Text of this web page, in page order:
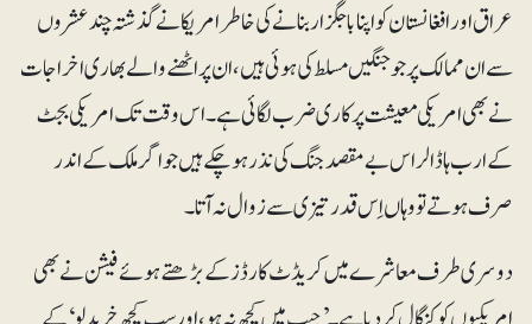
عراق اور افغانستان کو اپنا باجگزار بنانے کی خاطر امریکا نے گذشتہ چند عشروں
سے ان ممالک پر جو جنگیں مسلط کی ہوئی ہیں، ان پر اٹھنے والے بھاری اخراجات
نے بھی امریکی معیشت پر کاری ضرب لگائی ہے۔ اس وقت تک امریکی بجٹ
کے ارب ہا ڈالر اس بے مقصد جنگ کی نذر ہوچکے ہیں جو اگر ملک کے اندر
صرف ہوتے تو وہاں اِس قدر تیزی سے زوال نہ آتا۔
دوسری طرف معاشرے میں کریڈٹ کارڈز کے بڑھتے ہوئے فیشن نے بھی